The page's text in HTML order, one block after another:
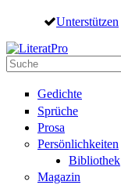
Direkt zum Inhalt
Unterstützen
Suche
Gedichte
Sprüche
Prosa
Persönlichkeiten
Bibliothek
Magazin